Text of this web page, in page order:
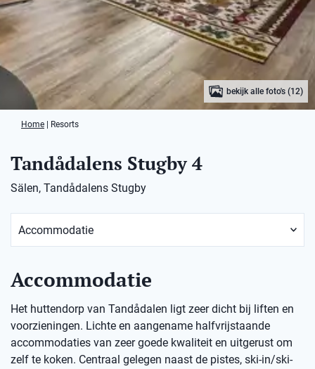
bekijk alle foto's (12)
Home Resorts
Tandådalens Stugby 4
Sälen, Tandådalens Stugby
Accommodatie
Het huttendorp van Tandådalen ligt zeer dicht bij liften en
voorzieningen. Lichte en aangename halfvrijstaande
accommodaties van zeer goede kwaliteit en uitgerust om
zelf te koken. Centraal gelegen naast de pistes, ski-in/ski-